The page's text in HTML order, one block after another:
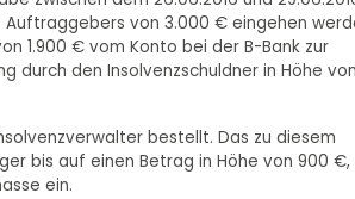
von 3.000 € eingehen
1.900 € vom Konto bei der B-Bank zur
durch den Insolvenzschuldner in Höhe von
bestellt. Das zu diesem
bis auf einen Betrag in Höhe von 900
ein.